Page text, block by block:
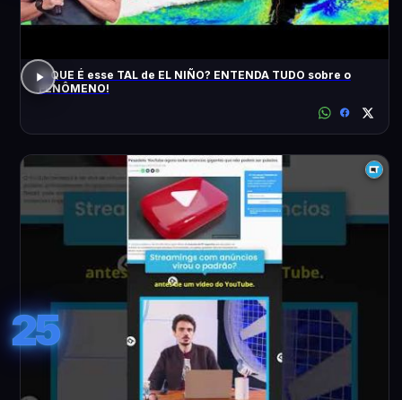
O QUE É esse TAL de EL NIÑO? ENTENDA TUDO sobre o
FENÔMENO!
25